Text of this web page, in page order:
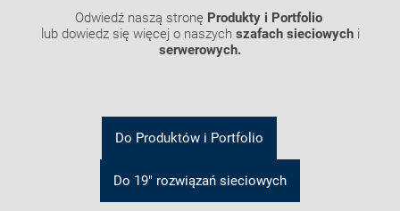
Odwiedź naszą stronę Produkty i Portfolio
lub dowiedz się więcej o naszych szafach sieciowychi
serwerowych.
Do Produktów i Portfolio
Do 19" rozwiązań sieciowych